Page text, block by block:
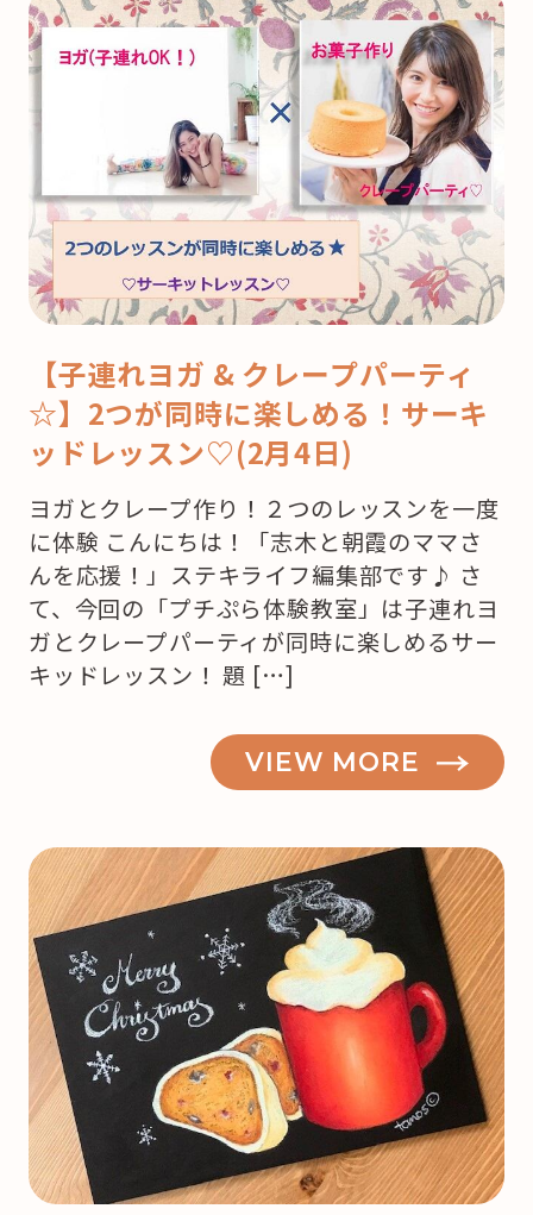
【子連れヨガ & クレープパーティ
☆】2つが同時に楽しめる！サーキ
ッドレッスン♡(2月4日)
ヨガとクレープ作り！２つのレッスンを一度
に体験 こんにちは！「志木と朝霞のママさ
んを応援！」ステキライフ編集部です♪ さ
て、今回の「プチぷら体験教室」は子連れヨ
ガとクレープパーティが同時に楽しめるサー
キッドレッスン！ 題 […]
VIEW MORE